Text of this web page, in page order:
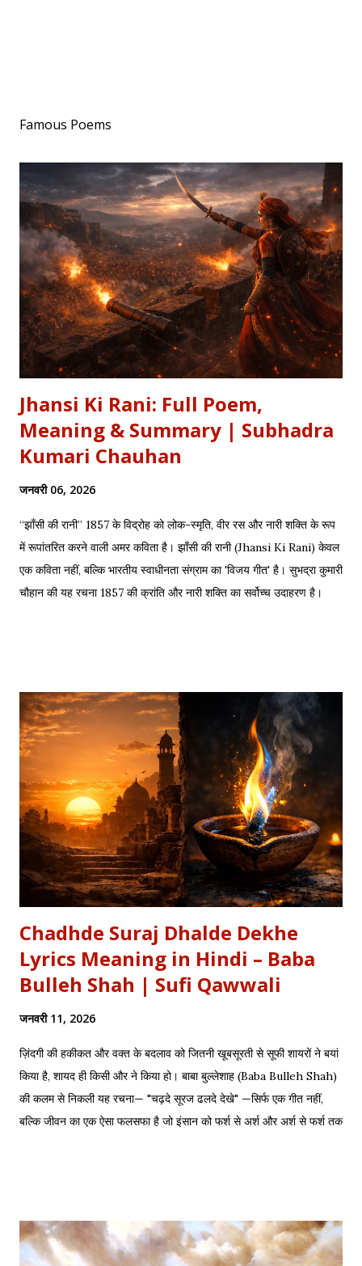
Famous Poems
Jhansi Ki Rani: Full Poem,
Meaning & Summary | Subhadra
Kumari Chauhan
जनवरी 06, 2026
“झाँसी की रानी” 1857 के विद्रोह को लोक-स्मृति, वीर रस और नारी शक्ति के रूप
में रूपांतरित करने वाली अमर कविता है। झाँसी की रानी (Jhansi Ki Rani) केवल
एक कविता नहीं, बल्कि भारतीय स्वाधीनता संग्राम का 'विजय गीत' है। सुभद्रा कुमारी
चौहान की यह रचना 1857 की क्रांति और नारी शक्ति का सर्वोच्च उदाहरण है।
अपनी इच्छा से विद्रोह किया और इतिहास बदल दिया, ठीक वैसे ही जैसे हमने कुछ
औरतों की विद्रोही कहानियों में पढ़ा है। Exam Relevance (UPSC / NET
/ Academic) विषय: 1857 का स्वतंत्रता संग्राम (History) साहित्य: वीर रस
और राष्ट्रीय सांस्कृतिक काव्यधारा (Hindi Literature) महत्व: ...
Chadhde Suraj Dhalde Dekhe
Lyrics Meaning in Hindi – Baba
Bulleh Shah | Sufi Qawwali
जनवरी 11, 2026
ज़िंदगी की हकीकत और वक्त के बदलाव को जितनी खूबसूरती से सूफी शायरों ने बयां
किया है, शायद ही किसी और ने किया हो। बाबा बुल्लेशाह (Baba Bulleh Shah)
की कलम से निकली यह रचना— "चढ़दे सूरज ढलदे देखे" —सिर्फ एक गीत नहीं,
बल्कि जीवन का एक ऐसा फलसफा है जो इंसान को फर्श से अर्श और अर्श से फर्श तक
वक्त बदलते देर नहीं लगती। जिस तरह नुसरत फतेह अली खान साहब ने तुम्हें
दिल्लगी भूल जानी पड़ेगी गाकर इश्क़ और इबादत का फर्क समझाया, उसी तरह यह